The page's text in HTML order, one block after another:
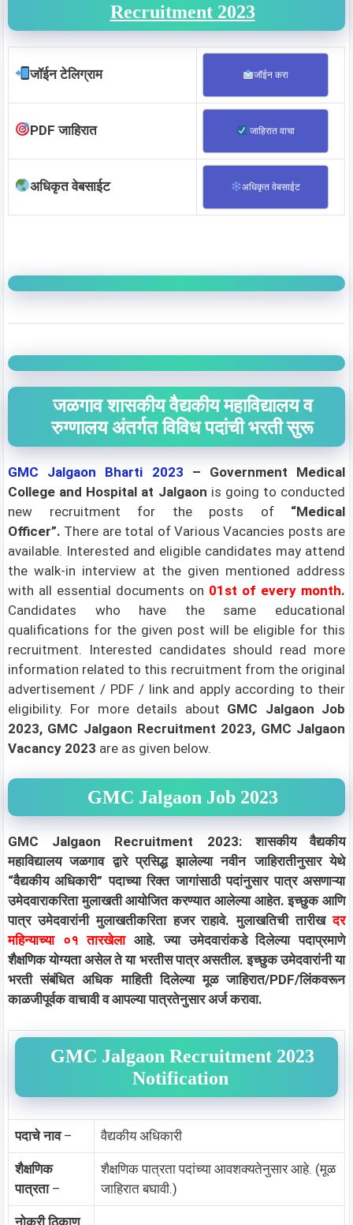
Recruitment 2023
जॉईन टेलिग्राम जॉईन करा
PDF जाहिरात जाहिरात वाचा
अधिकृत वेबसाईट अधिकृत वेबसाईट
जळगाव शासकीय वैद्यकीय महाविद्यालय व
रुग्णालय अंतर्गत विविध पदांची भरती सुरू
GMC Jalgaon Bharti 2023 –
Government Medical
College and Hospital at Jalgaon is going to conducted
new recruitment for the posts of “Medical
Officer”. There are total of Various Vacancies posts are
available. Interested and eligible candidates may attend
the walk-in interview at the given mentioned address
with all essential documents on 01st of every month.
Candidates who have the same educational
qualifications for the given post will be eligible for this
recruitment. Interested candidates should read more
information related to this recruitment from the original
advertisement / PDF / link and apply according to their
eligibility. For more details about GMC Jalgaon Job
2023, GMC Jalgaon Recruitment 2023, GMC Jalgaon
Vacancy 2023 are as given below.
GMC Jalgaon Job 2023
GMC Jalgaon Recruitment 2023: शासकीय वैद्यकीय
महाविद्यालय जळगाव द्वारे प्रसिद्ध झालेल्या नवीन जाहिरातीनुसार येथे
“वैद्यकीय अधिकारी” पदाच्या रिक्त जागांसाठी पदांनुसार पात्र असणाऱ्या
उमेदवाराकरिता मुलाखती आयोजित करण्यात आलेल्या आहेत. इच्छुक आणि
पात्र उमेदवारांनी मुलाखतीकरिता हजर राहावे. मुलाखतिची तारीखदर
महिन्याच्या ०१ तारखेलाआहे. ज्या उमेदवारांकडे दिलेल्या पदाप्रमाणे
शैक्षणिक योग्यता असेल ते या भरतीस पात्र असतील. इच्छुक उमेदवारांनी या
भरती संबंधित अधिक माहिती दिलेल्या मूळ जाहिरात/PDF/लिंकवरून
काळजीपूर्वक वाचावी व आपल्या पात्रतेनुसार अर्ज करावा.
GMC Jalgaon Recruitment 2023
Notification
पदाचे नाव– वैद्यकीय अधिकारी
शैक्षणिक
पात्रता–
शैक्षणिक पात्रता पदांच्या आवशक्यतेनुसार आहे. (मूळ
जाहिरात बघावी.)
नोकरी ठिकाण